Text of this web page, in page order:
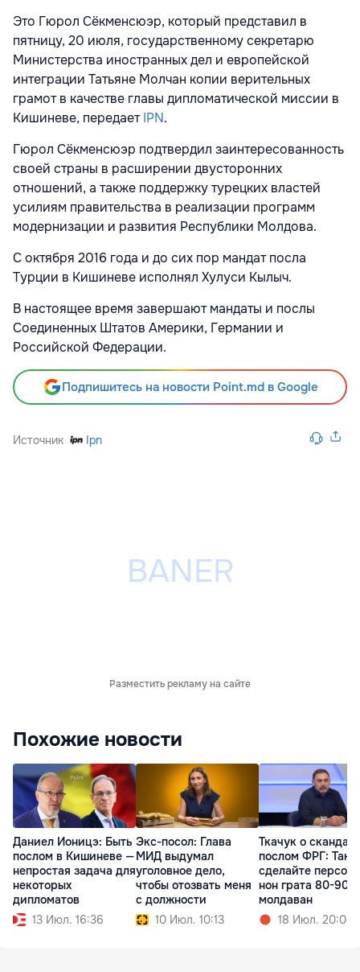
Это Гюрол Сёкменсюэр, который представил в
пятницу, 20 июля, государственному секретарю
Министерства иностранных дел и европейской
интеграции Татьяне Молчан копии верительных
грамот в качестве главы дипломатической миссии в
Кишиневе, передаетIPN.
Гюрол Сёкменсюэр подтвердил заинтересованность
своей страны в расширении двусторонних
отношений, а также поддержку турецких властей
усилиям правительства в реализации программ
модернизации и развития Республики Молдова.
С октября 2016 года и до сих пор мандат посла
Турции в Кишиневе исполнял Хулуси Кылыч.
В настоящее время завершают мандаты и послы
Соединенных Штатов Америки, Германии и
Российской Федерации.
Подпишитесь на новости Point.md в Google
Источник Ipn
Разместить рекламу на сайте
Похожие новости
Даниел Ионицэ: Быть
послом в Кишиневе —
непростая задача для
некоторых
дипломатов
13 Июл. 16:36
Экс-посол: Глава
МИД выдумал
уголовное дело,
чтобы отозвать меня
с должности
10 Июл. 10:13
Ткачук о
послом ФРГ: Так
сделайте
нон грата 80-90%
молдаван
18 Июл. 20:00